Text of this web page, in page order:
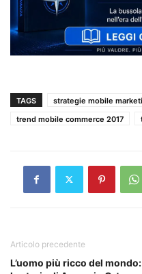
TAGS strategie mobile
trend mobile commerce 2017
Articolo precedente
L’uomo più ricco del mondo: